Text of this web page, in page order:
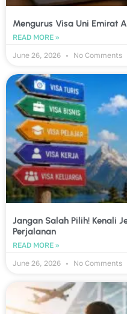
Mengurus Visa Uni Emirat
READ MORE »
June 26, 2026
No Comments
Jangan Salah Pilih! Kenali
Perjalanan
READ MORE »
June 26, 2026
No Comments